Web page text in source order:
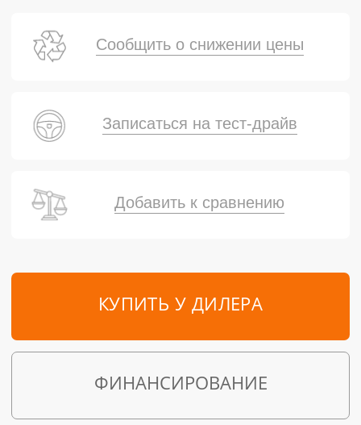
КУПИТЬ У ДИЛЕРА
Добавить к сравнению
ФИНАНСИРОВАНИЕ
Сообщить о снижении цены
Записаться на тест-драйв